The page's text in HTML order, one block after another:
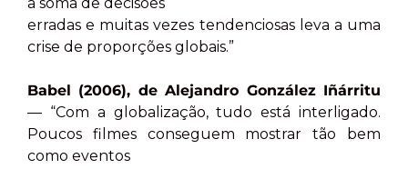
a soma de decisões
erradas e muitas vezes tendenciosas leva a uma
crise de proporções globais.”
Babel (2006), de Alejandro González Iñárritu
— “Com a globalização, tudo está interligado.
Poucos filmes conseguem mostrar tão bem
como eventos